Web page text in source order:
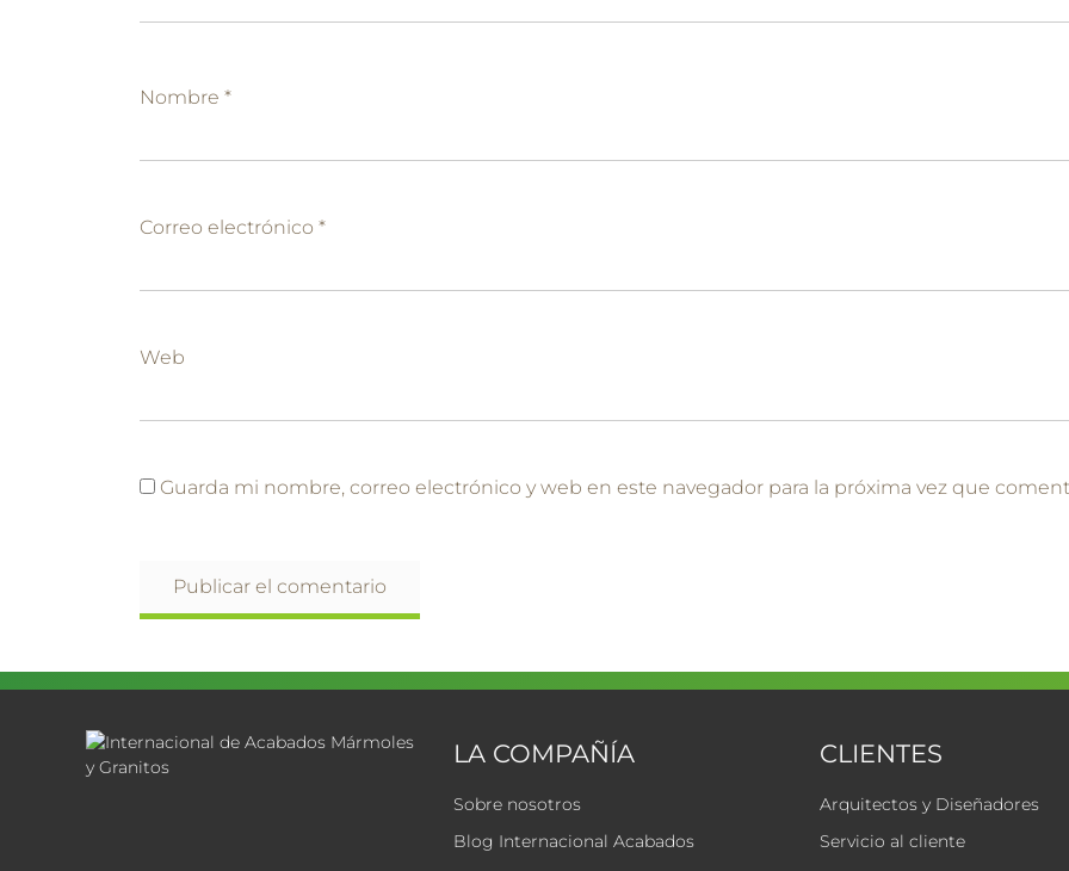
Nombre *
Correo electrónico *
Web
Guarda mi nombre, correo electrónico y web en este navegador para la próxima vez que
LA COMPAÑÍA
Sobre nosotros
Blog Internacional Acabados
CLIENTES
Arquitectos y Diseñadores
Servicio al cliente